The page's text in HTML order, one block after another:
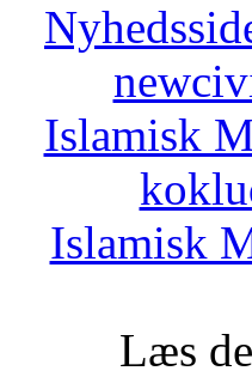
Islamisk
Islamisk
Læs